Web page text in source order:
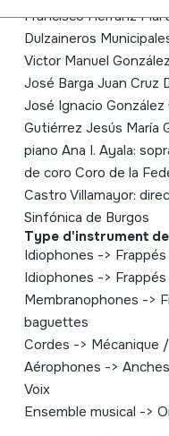
Francisco Herranz
Dulzaineros
Victor Manuel
José Barga Juan Cruz
José Ignacio
Gutiérrez Jesús María
piano Ana I. Ayala:
de coro Coro de la
Castro Villamayor:
Sinfónica de Burgos
Type d'instrument
Idiophones -> Frappés
Idiophones -> Frappés
Membranophones ->
baguettes
Cordes -> Mécanique
Aérophones -> Anches
Voix
Ensemble musical ->